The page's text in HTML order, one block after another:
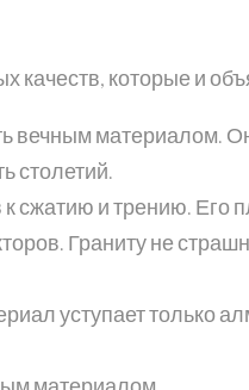
которые и
вечным
столетий.
и трению. Его
Граниту не
уступает только